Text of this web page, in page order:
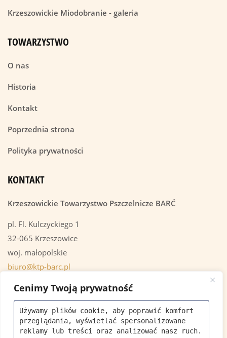
Cenimy Twoją prywatność
Używamy plików cookie, aby poprawić komfort
przeglądania, wyświetlać spersonalizowane
reklamy lub treści oraz analizować nasz ruch.
Krzeszowickie Miodobranie - galeria
TOWARZYSTWO
O nas
Historia
Kontakt
Poprzednia strona
Polityka prywatności
KONTAKT
Krzeszowickie Towarzystwo Pszczelnicze BARĆ
pl. Fl. Kulczyckiego 1
32-065 Krzeszowice
woj. małopolskie
biuro@ktp-barc.pl
+48 535 973 379
OSTATNIE AKTUALNOŚCI